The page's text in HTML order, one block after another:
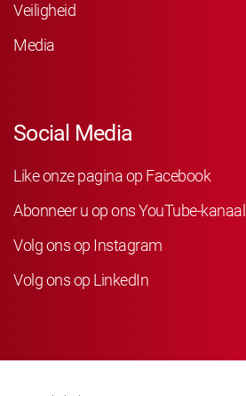
Veiligheid
Media
Social Media
Like onze pagina op Facebook
Abonneer u op ons YouTube-kanaal
Volg ons op Instagram
Volg ons op LinkedIn